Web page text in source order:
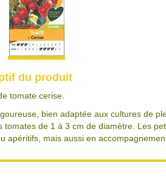
du produit
tomate cerise.
bien adaptée aux cultures de
tomates de 1 à 3 cm de diamètre. Les
apéritifs, mais aussi en